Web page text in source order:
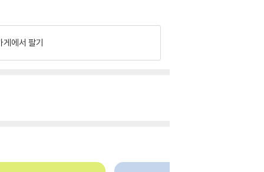
게에서 팔기